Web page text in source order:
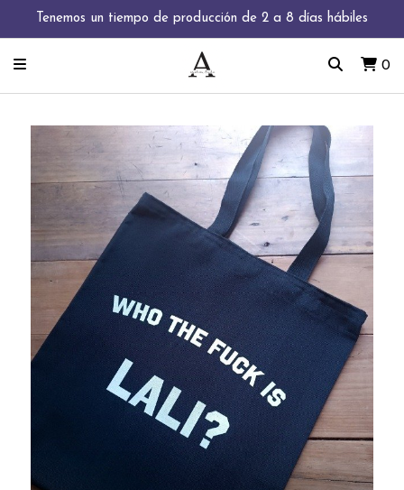
Tenemos un tiempo de producción de 2 a 8 días hábiles
0